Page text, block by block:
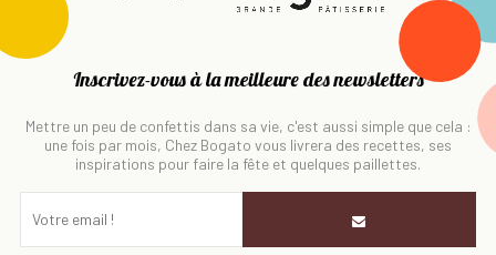
Inscrivez-vous à la meilleure des newsletters
Mettre un peu de confettis dans sa vie, c'est aussi simple que cela :
une fois par mois, Chez Bogato vous livrera des recettes, ses
inspirations pour faire la fête et quelques paillettes.